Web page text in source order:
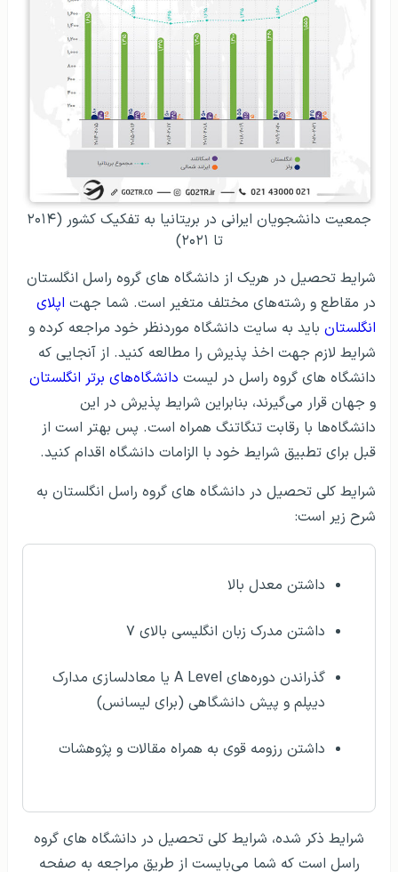
جمعیت دانشجویان ایرانی در بریتانیا به تفکیک کشور (۲۰۱۴
تا ۲۰۲۱)
شرایط تحصیل در هریک از دانشگاه های گروه راسل انگلستان
در مقاطع و رشته‌های مختلف متغیر است. شما جهت اپلای
انگلستان باید به سایت دانشگاه موردنظر خود مراجعه کرده و
شرایط لازم جهت اخذ پذیرش را مطالعه کنید. از آنجایی که
دانشگاه های گروه راسل در لیست دانشگاه‌های برتر انگلستان
و جهان قرار می‌گیرند، بنابراین شرایط پذیرش در این
دانشگاه‌ها با رقابت تنگاتنگ همراه است. پس بهتر است از
قبل برای تطبیق شرایط خود با الزامات دانشگاه اقدام کنید.
شرایط کلی تحصیل در دانشگاه های گروه راسل انگلستان به
شرح زیر است:
داشتن معدل بالا
داشتن مدرک زبان انگلیسی بالای ۷
گذراندن دوره‌های A Level یا معادلسازی مدارک
دیپلم و پیش دانشگاهی (برای لیسانس)
داشتن رزومه قوی به همراه مقالات و پژوهشات
شرایط ذکر شده، شرایط کلی تحصیل در دانشگاه های گروه
راسل است که شما می‌بایست از طریق مراجعه به صفحه